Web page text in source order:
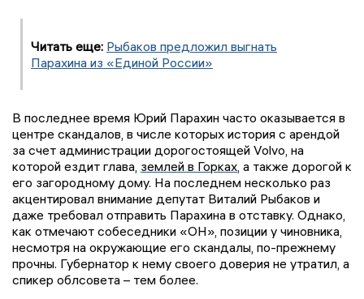
Читать еще: Рыбаков предложил выгнать
Парахина из «Единой России»
В последнее время Юрий Парахин часто оказывается в
центре скандалов, в числе которых история с арендой
за счет администрации дорогостоящей Volvo, на
которой ездит глава, землей в Горках , а также дорогой к
его загородному дому. На последнем несколько раз
акцентировал внимание депутат Виталий Рыбаков и
даже требовал отправить Парахина в отставку. Однако,
как отмечают собеседники «ОН», позиции у чиновника,
несмотря на окружающие его скандалы, по-прежнему
прочны. Губернатор к нему своего доверия не утратил, а
спикер облсовета – тем более.